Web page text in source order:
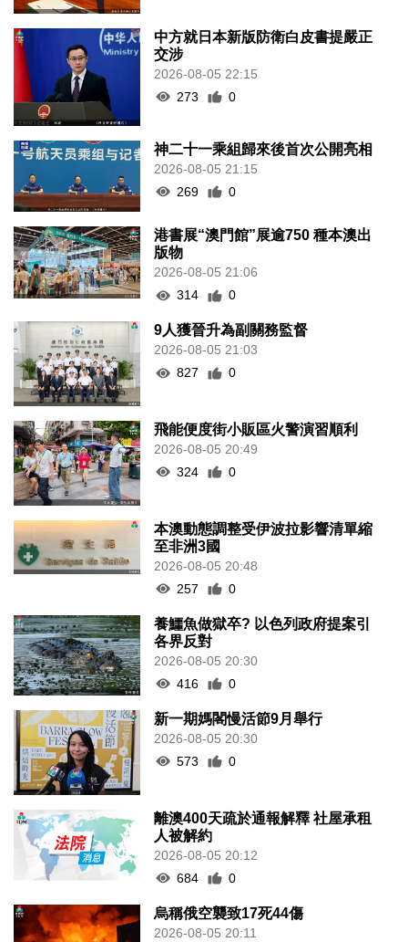
中方就日本新版防衛白皮書提嚴正
交涉
2026-08-05 22:15
273
0
神二十一乘組歸來後首次公開亮相
2026-08-05 21:15
269
0
港書展“澳門館”展逾750 種本澳出
版物
2026-08-05 21:06
314
0
9人獲晉升為副關務監督
2026-08-05 21:03
827
0
飛能便度街小販區火警演習順利
2026-08-05 20:49
324
0
本澳動態調整受伊波拉影響清單縮
至非洲3國
2026-08-05 20:48
257
0
養鱷魚做獄卒? 以色列政府提案引
各界反對
2026-08-05 20:30
416
0
新一期媽閣慢活節9月舉行
2026-08-05 20:30
573
0
離澳400天疏於通報解釋 社屋承租
人被解約
2026-08-05 20:12
684
0
烏稱俄空襲致17死44傷
2026-08-05 20:11